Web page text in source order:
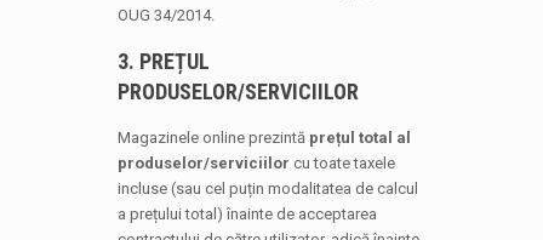
OUG 34/2014.
3. PREȚUL
PRODUSELOR/SERVICIILOR
Magazinele online prezintă prețul total al
produselor/serviciilor cu toate taxele
incluse (sau cel puțin modalitatea de calcul
a prețului total) înainte de acceptarea